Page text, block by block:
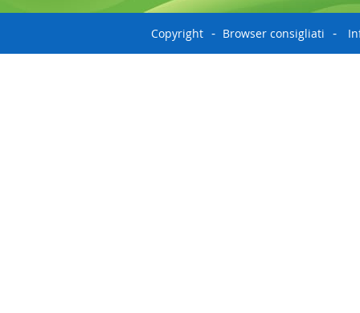
Copyright Browser consigliati